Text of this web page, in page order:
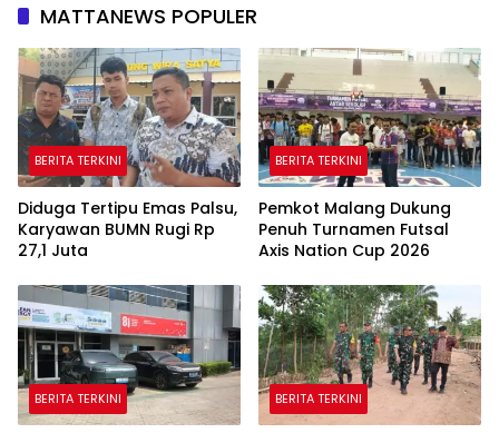
MATTANEWS POPULER
BERITA TERKINI
Diduga Tertipu Emas Palsu,
Karyawan BUMN Rugi Rp
27,1 Juta
BERITA TERKINI
Pemkot Malang Dukung
Penuh Turnamen Futsal
Axis Nation Cup 2026
BERITA TERKINI BERITA TERKINI